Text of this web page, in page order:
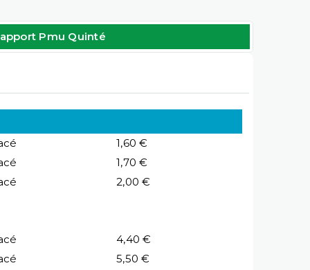
Pmu Quinté
1,60 €
1,70 €
2,00 €
4,40 €
5,50 €